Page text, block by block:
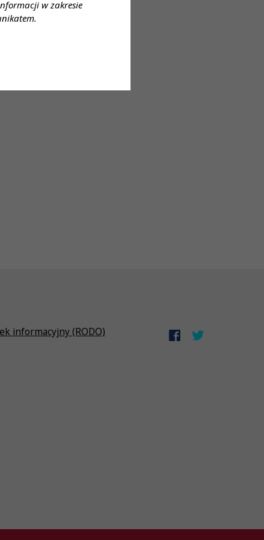
w zakresie
informacyjny (RODO)